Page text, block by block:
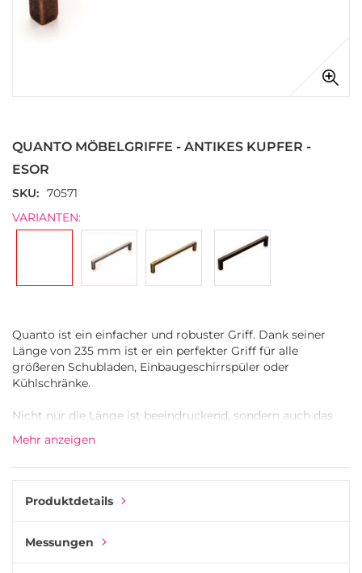
Bildgalerie
springen
QUANTO MÖBELGRIFFE - ANTIKES KUPFER -
ESOR
SKU
70571
VARIANTEN:
Quanto ist ein einfacher und robuster Griff. Dank seiner
Länge von 235 mm ist er ein perfekter Griff für alle
größeren Schubladen, Einbaugeschirrspüler oder
Kühlschränke.
Nicht nur die Länge ist beeindruckend, sondern auch das
Gewicht drückt aus, wie robust der Griff ist. Trotz des
schweren Aussehens ist Quanto unerwartet glatt auf der
Antikes Kupfer lässt sich am besten als eine dunklere
Mehr anzeigen
Produktdetails
Messungen